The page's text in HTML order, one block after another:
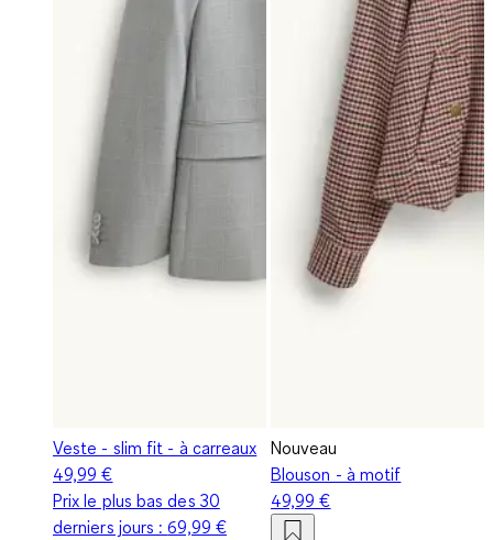
Veste - slim fit - à carreaux
49,99 €
Prix le plus bas des 30
derniers jours :69,99 €
Nouveau
Blouson - à motif
49,99 €